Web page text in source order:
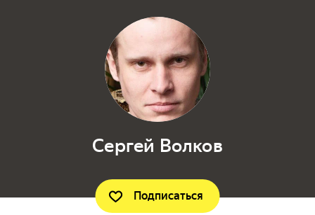
Сергей Волков
Подписаться